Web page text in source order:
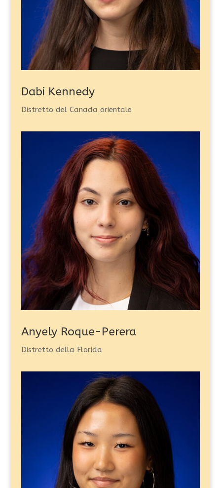
Dabi Kennedy
Distretto del Canada orientale
Anyely Roque-Perera
Distretto della Florida